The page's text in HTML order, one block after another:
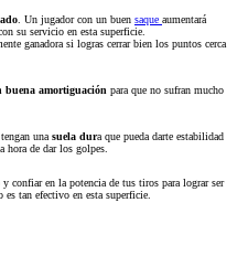
. Un jugador con un buen saque aumentará
su servicio en esta superficie.
ganadora si logras cerrar bien los puntos cerca
buena amortiguación para que no sufran mucho
una suela dura que pueda darte estabilidad
hora de dar los golpes.
y confiar en la potencia de tus tiros para lograr ser
tan efectivo en esta superficie.